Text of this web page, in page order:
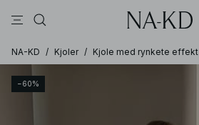
NA-KD / Kjoler / Kjole med rynkete effekt
−60%